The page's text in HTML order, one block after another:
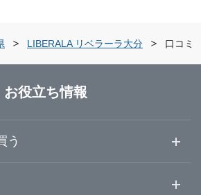
LIBERALA リベラーラ大分 口コミ
お役立ち情報
う
索